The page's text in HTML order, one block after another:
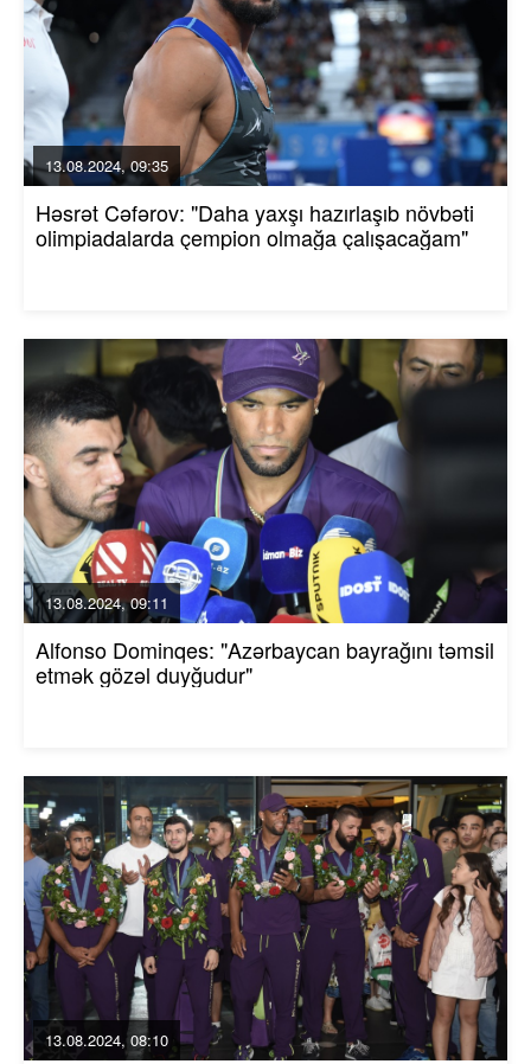
13.08.2024, 09:35
Həsrət Cəfərov: "Daha yaxşı hazırlaşıb növbəti
olimpiadalarda çempion olmağa çalışacağam"
13.08.2024, 09:11
Alfonso Dominqes: "Azərbaycan bayrağını təmsil
etmək gözəl duyğudur"
13.08.2024, 08:10